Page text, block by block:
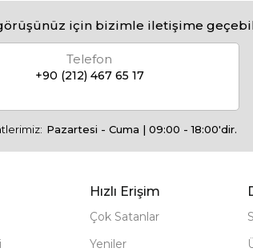
için bizimle iletişime
Telefon
+90 (212) 467 65 17
Pazartesi - Cuma | 09:00 - 18:00'dir.
Hızlı Erişim
Çok Satanlar
Yeniler